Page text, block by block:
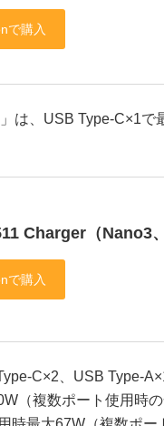
は、USB Type-C×1で
Charger（Nano3
C×2、USB Type-
（複数ポート使用時